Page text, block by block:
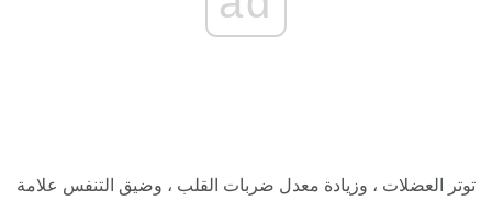
توتر العضلات ، وزيادة معدل ضربات القلب ، وضيق التنفس علامة